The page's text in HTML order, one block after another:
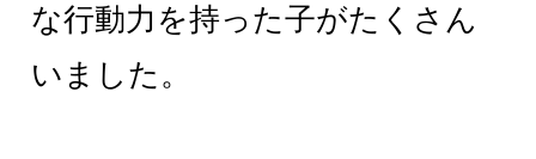
な行動力を持った子がたくさん
いました。